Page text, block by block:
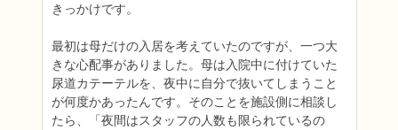
きっかけです。
最初は母だけの入居を考えていたのですが、一つ大
きな心配事がありました。母は入院中に付けていた
尿道カテーテルを、夜中に自分で抜いてしまうこと
が何度かあったんです。そのことを施設側に相談し
たら、「夜間はスタッフの人数も限られているの